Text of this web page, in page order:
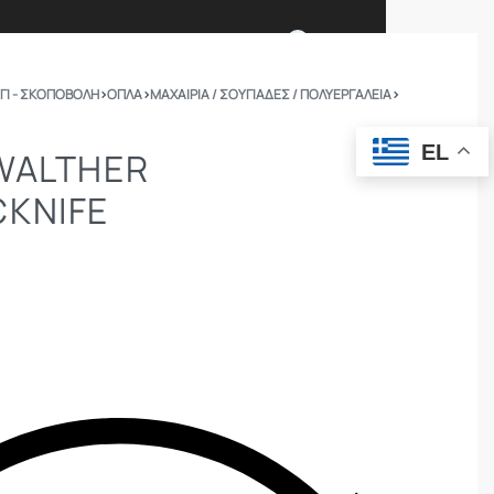
ΣΩΜΑΤΑ ΑΣΦΑΛΕΙΑΣ
- ΣΚΟΠΟΒΟΛΗ›ΟΠΛΑ›ΜΑΧΑΊΡΙΑ / ΣΟΥΓΙΆΔΕΣ / ΠΟΛΥΕΡΓΑΛΕΊΑ›
EL